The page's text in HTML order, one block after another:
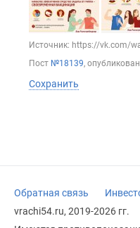
Источник: https://vk.com/
Пост №18139, опубликован
Сохранить
Обратная связь
vrachi54.ru, 2019-2026 гг.